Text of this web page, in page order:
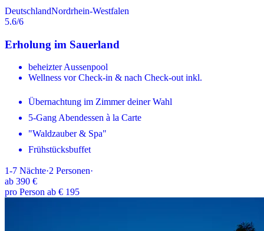
DeutschlandNordrhein-Westfalen
5.6/6
Erholung im Sauerland
beheizter Aussenpool
Wellness vor Check-in & nach Check-out inkl.
Übernachtung im Zimmer deiner Wahl
5-Gang Abendessen à la Carte
"Waldzauber & Spa"
Frühstücksbuffet
1-7 Nächte·2 Personen·
ab 390 €
pro Person ab € 195